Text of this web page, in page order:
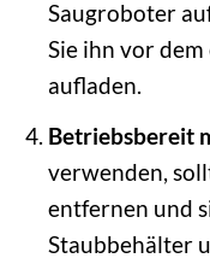
Saugroboter
Sie ihn vor
aufladen.
Betriebsbereit
verwenden,
entfernen und
Staubbehälter